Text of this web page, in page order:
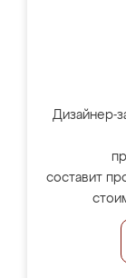
Дизайнер-
составит